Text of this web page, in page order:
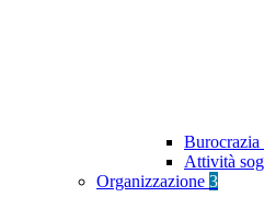
Burocrazia
Attività
Organizzazione 3